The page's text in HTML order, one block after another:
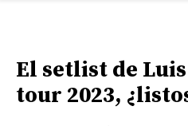
El setlist de
tour 2023,